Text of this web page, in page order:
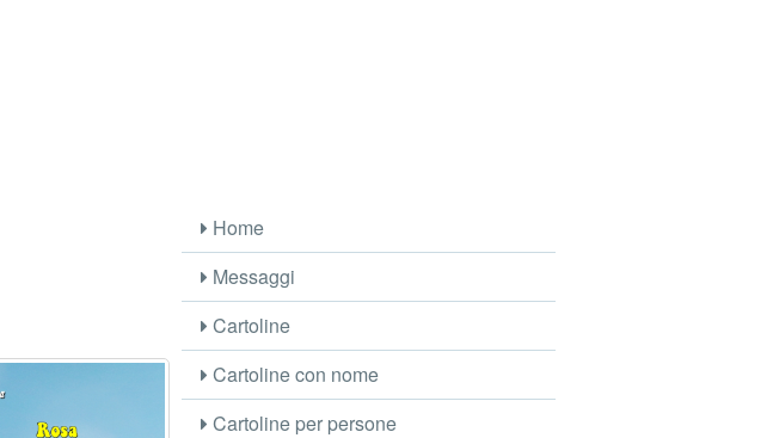
Home
Messaggi
Cartoline
Cartoline con nome
Cartoline per persone